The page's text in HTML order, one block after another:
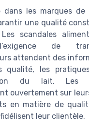
dans les marques
une qualité
scandales
de
attendent des
qualité, les
du lait. Les
ouvertement sur
en matière de
leur clientèle.